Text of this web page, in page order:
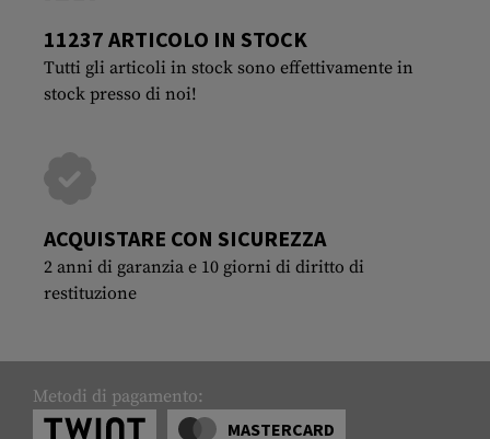
11237 ARTICOLO IN STOCK
Tutti gli articoli in stock sono effettivamente in
stock presso di noi!
ACQUISTARE CON SICUREZZA
2 anni di garanzia e 10 giorni di diritto di
restituzione
Metodi di pagamento:
MASTERCARD